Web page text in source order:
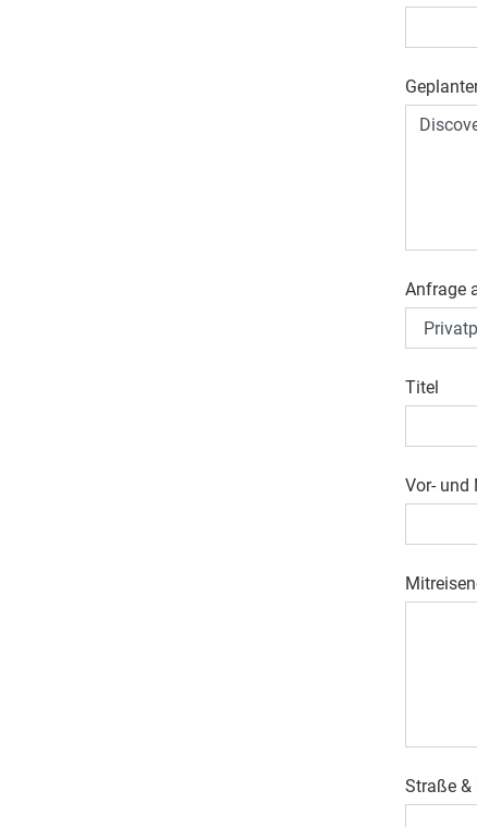
Anfrage
Titel
Vor- und
Straße &